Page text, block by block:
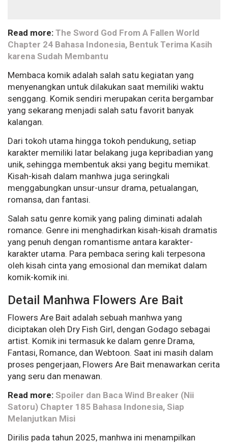
Read more: The Sword God From A Fallen World
Chapter 24 Bahasa Indonesia, Bentuk Terima Kasih
karena Sudah Membantu
Membaca komik adalah salah satu kegiatan yang
menyenangkan untuk dilakukan saat memiliki waktu
senggang. Komik sendiri merupakan cerita bergambar
yang sekarang menjadi salah satu favorit banyak
kalangan.
Dari tokoh utama hingga tokoh pendukung, setiap
karakter memiliki latar belakang juga kepribadian yang
unik, sehingga membentuk aksi yang begitu memikat.
Kisah-kisah dalam manhwa juga seringkali
menggabungkan unsur-unsur drama, petualangan,
romansa, dan fantasi.
Salah satu genre komik yang paling diminati adalah
romance. Genre ini menghadirkan kisah-kisah dramatis
yang penuh dengan romantisme antara karakter-
karakter utama. Para pembaca sering kali terpesona
oleh kisah cinta yang emosional dan memikat dalam
komik-komik ini.
Detail Manhwa Flowers Are Bait
Flowers Are Bait adalah sebuah manhwa yang
diciptakan oleh Dry Fish Girl, dengan Godago sebagai
artist. Komik ini termasuk ke dalam genre Drama,
Fantasi, Romance, dan Webtoon. Saat ini masih dalam
proses pengerjaan, Flowers Are Bait menawarkan cerita
yang seru dan menawan.
Read more: Spoiler dan Baca Wind Breaker (Nii
Satoru) Chapter 185 Bahasa Indonesia, Siap
Melanjutkan Misi
Dirilis pada tahun 2025, manhwa ini menampilkan